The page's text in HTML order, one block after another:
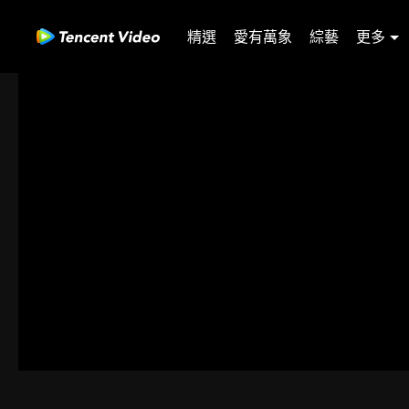
精選 愛有萬象 綜藝 更多